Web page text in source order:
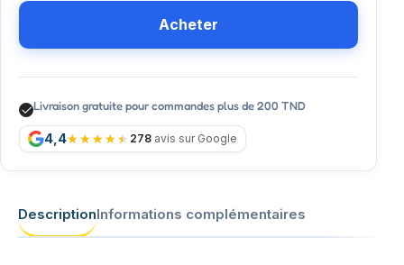
Acheter
Livraison gratuite pour commandes plus de 200 TND
4,4 278 avis sur Google
DescriptionInformations complémentaires